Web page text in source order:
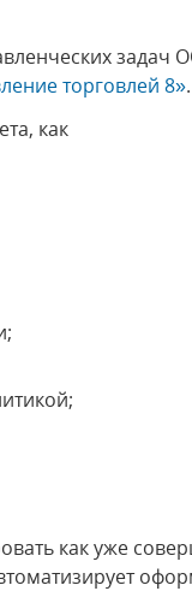
торговлей 8».
как
как уже